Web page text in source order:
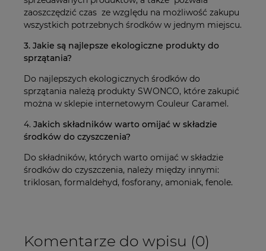
zaoszczędzić czas ze względu na możliwość zakupu
wszystkich potrzebnych środków w jednym miejscu.
3. Jakie są najlepsze ekologiczne produkty do
sprzątania?
Do najlepszych ekologicznych środków do
sprzątania należą produkty SWONCO, które zakupić
można w sklepie internetowym Couleur Caramel.
4. Jakich składników warto omijać w składzie
środków do czyszczenia?
Do składników, których warto omijać w składzie
środków do czyszczenia, należy między innymi:
triklosan, formaldehyd, fosforany, amoniak, fenole.
Komentarze do wpisu (0)